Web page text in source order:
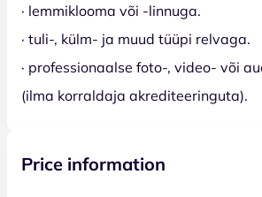
· lemmiklooma või -linnuga.
· tuli-, külm- ja muud tüüpi relvaga.
· professionaalse foto-, video- või
(ilma korraldaja akrediteeringuta).
Price information